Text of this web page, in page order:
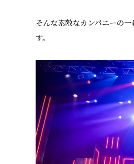
そんな素敵なカンパニーの
す。